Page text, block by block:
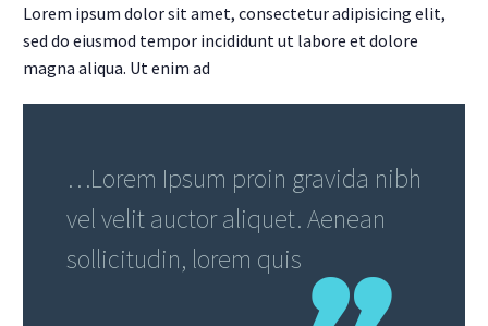
Lorem ipsum dolor sit amet, consectetur adipisicing elit,
sed do eiusmod tempor incididunt ut labore et dolore
magna aliqua. Ut enim ad
…Lorem Ipsum proin gravida nibh
vel velit auctor aliquet. Aenean
sollicitudin, lorem quis